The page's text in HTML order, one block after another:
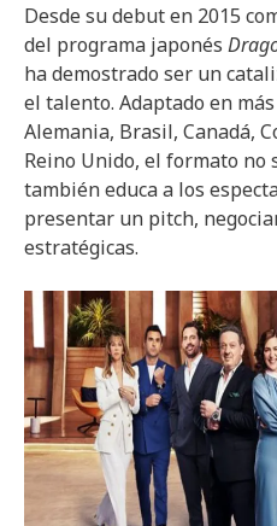
Desde su debut en 2015
del programa japonés
ha demostrado ser un
el talento. Adaptado en
Alemania, Brasil, Canadá,
Reino Unido, el formato
también educa a los
presentar un pitch,
estratégicas.